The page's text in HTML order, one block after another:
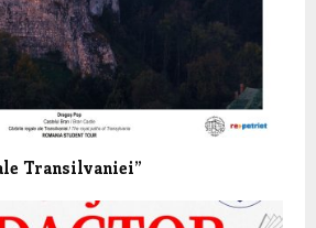
Transilvaniei”